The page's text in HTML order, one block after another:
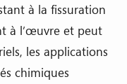
à la fissuration
à l’œuvre et peut
les applications
chimiques